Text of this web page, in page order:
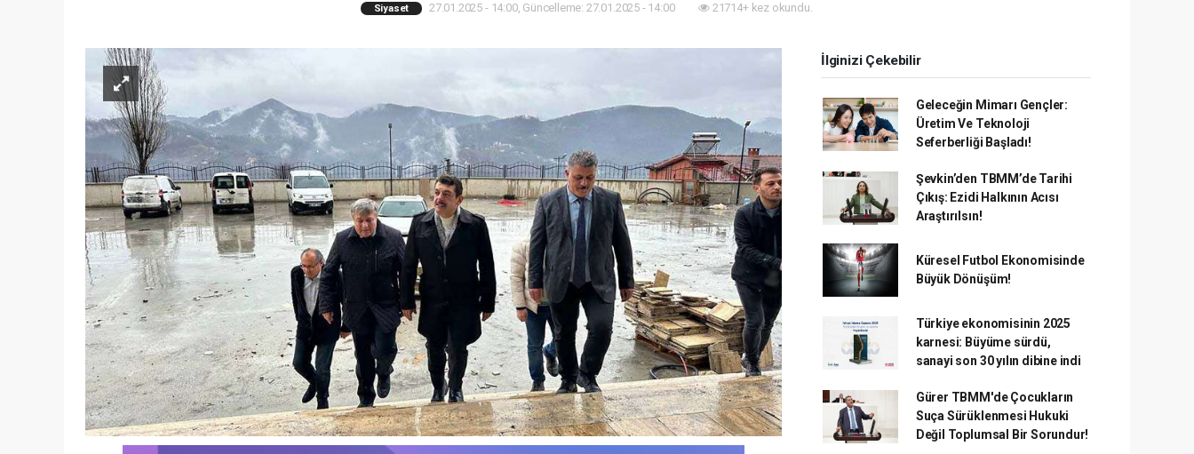
Siyaset 27.01.2025 - 14:00, Güncelleme: 27.01.2025 - 14:00 21714+ kez okundu.
İlginizi Çekebilir
Geleceğin Mimarı Gençler:
Üretim Ve Teknoloji
Seferberliği Başladı!
Şevkin’den TBMM’de Tarihi
Çıkış: Ezidi Halkının Acısı
Araştırılsın!
Küresel Futbol Ekonomisinde
Büyük Dönüşüm!
Türkiye ekonomisinin 2025
karnesi: Büyüme sürdü,
sanayi son 30 yılın dibine indi
Gürer TBMM'de Çocukların
Suça Sürüklenmesi Hukuki
Değil Toplumsal Bir Sorundur!